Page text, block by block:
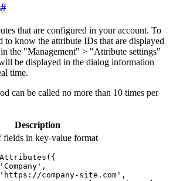
#
that are configured in your account. To
to know the attribute IDs that are displayed
the "Management" > "Attribute settings"
be displayed in the dialog information
time.
can be called no more than 10 times per
Description
fields in key-value format
company-site.com',